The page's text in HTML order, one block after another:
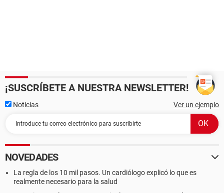
¡SUSCRÍBETE A NUESTRA NEWSLETTER!
Noticias Ver un ejemplo
NOVEDADES
La regla de los 10 mil pasos. Un cardiólogo explicó lo que es
realmente necesario para la salud